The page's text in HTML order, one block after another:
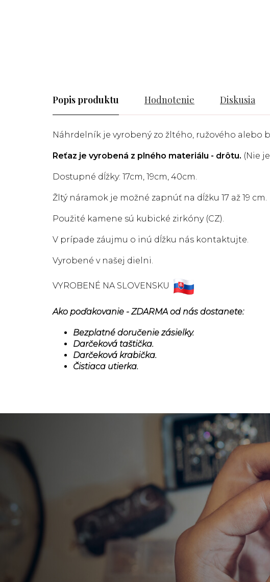
Popis Hodnotenie Diskusia
Náhrdelník je vyrobený zo žltého, ružového alebo
Reťaz je vyrobená z plného materiálu - drôtu. (Nie
Dostupné dĺžky: 17cm, 19cm, 40cm.
Žltý náramok je možné zapnúť na dĺžku 17 až 19 cm.
Použité kamene sú kubické zirkóny (CZ).
V prípade záujmu o inú dĺžku nás kontaktujte.
Vyrobené v našej dielni.
VYROBENÉ NA SLOVENSKU
Ako poďakovanie - ZDARMA od nás dostanete:
Bezplatné doručenie zásielky.
Darčeková taštička.
Darčeková krabička.
Čistiaca utierka.